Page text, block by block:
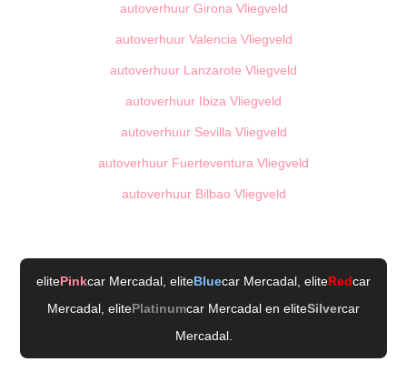
autoverhuur Girona Vliegveld
autoverhuur Valencia Vliegveld
autoverhuur Lanzarote Vliegveld
autoverhuur Ibiza Vliegveld
autoverhuur Sevilla Vliegveld
autoverhuur Fuerteventura Vliegveld
autoverhuur Bilbao Vliegveld
elitePinkcar Mercadal , eliteBluecar Mercadal , eliteRedcar
Mercadal , elitePlatinumcar Mercadal en eliteSilvercar
Mercadal.